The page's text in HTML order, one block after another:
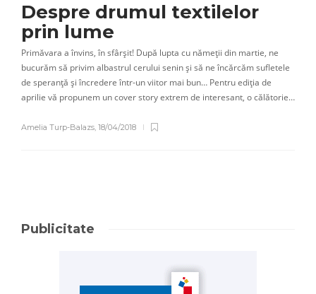
Despre drumul textilelor
prin lume
Primăvara a învins, în sfârșit! După lupta cu nămeții din martie, ne
bucurăm să privim albastrul cerului senin și să ne încărcăm sufletele
de speranță și încredere într-un viitor mai bun… Pentru ediția de
aprilie vă propunem un cover story extrem de interesant, o călătorie…
Amelia Turp-Balazs, 18/04/2018
Publicitate